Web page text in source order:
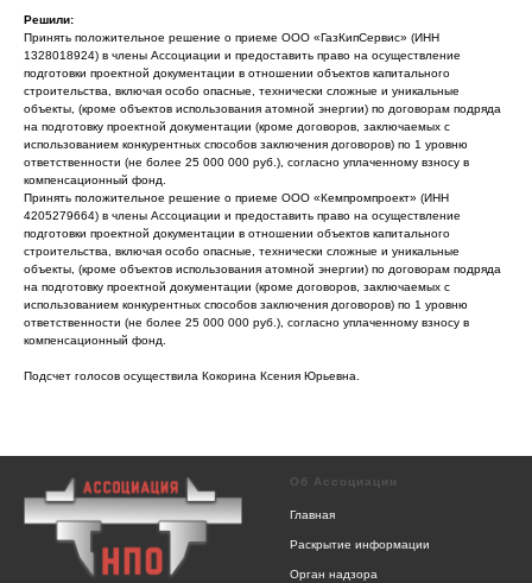
Решили:
Принять положительное решение о приеме ООО «ГазКипСервис» (ИНН
1328018924) в члены Ассоциации и предоставить право на осуществление
подготовки проектной документации в отношении объектов капитального
строительства, включая особо опасные, технически сложные и уникальные
объекты, (кроме объектов использования атомной энергии) по договорам подряда
на подготовку проектной документации (кроме договоров, заключаемых с
использованием конкурентных способов заключения договоров) по 1 уровню
ответственности (не более 25 000 000 руб.), согласно уплаченному взносу в
компенсационный фонд.
Принять положительное решение о приеме ООО «Кемпромпроект» (ИНН
4205279664) в члены Ассоциации и предоставить право на осуществление
подготовки проектной документации в отношении объектов капитального
строительства, включая особо опасные, технически сложные и уникальные
объекты, (кроме объектов использования атомной энергии) по договорам подряда
на подготовку проектной документации (кроме договоров, заключаемых с
использованием конкурентных способов заключения договоров) по 1 уровню
ответственности (не более 25 000 000 руб.), согласно уплаченному взносу в
компенсационный фонд.
Подсчет голосов осуществила Кокорина Ксения Юрьевна.
Об Ассоциации
Главная
Раскрытие информации
Орган надзора